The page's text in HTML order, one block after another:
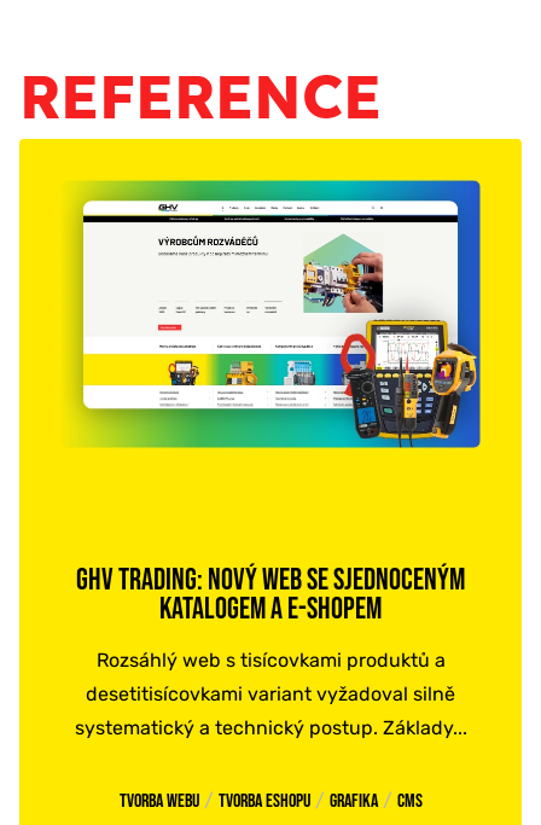
REFERENCE
GHV TRADING: NOVÝ WEB SE SJEDNOCENÝM
KATALOGEM A E-SHOPEM
Rozsáhlý web s tisícovkami produktů a
desetitisícovkami variant vyžadoval silně
systematický a technický postup. Základy...
Tvorba webu / Tvorba eshopu / Grafika / CMS